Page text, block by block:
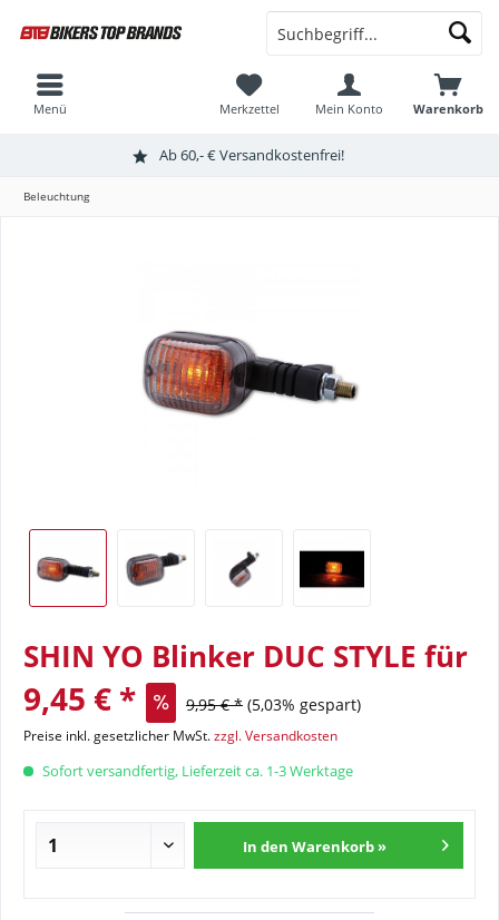
Ab 60,- € Versandkostenfrei!
Warenkorb
Merkzettel Mein Konto
Menü
Beleuchtung
SHIN YO Blinker DUC STYLE für
9,45 € * 9,95 € * (5,03% gespart)
Preise inkl. gesetzlicher MwSt.zzgl. Versandkosten
Sofort versandfertig, Lieferzeit ca. 1-3 Werktage
In den Warenkorb »